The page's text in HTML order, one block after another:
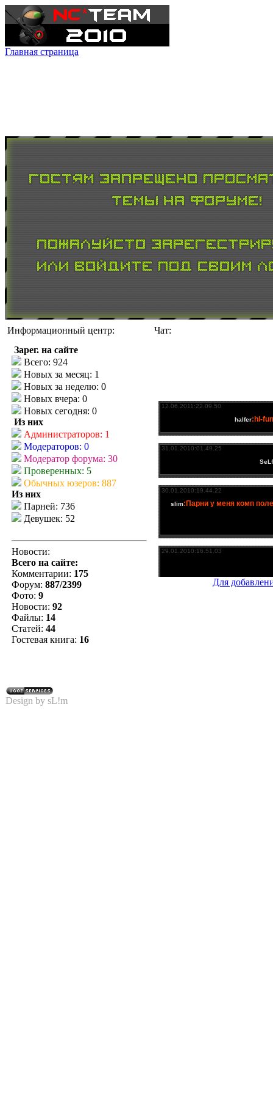
Главная страница
Информационный центр:
Чат:
Зарег. на сайте
Всего: 924
Новых за месяц: 1
Новых за неделю: 0
Новых вчера: 0
Новых сегодня: 0
Из них
Администраторов: 1
Модераторов: 0
Модератор форума: 30
Проверенных: 5
Обычных юзеров: 887
Из них
Парней: 736
Девушек: 52
Новости:
Всего на сайте:
Комментарии: 175
Форум: 887/2399
Фото: 9
Новости: 92
Файлы: 14
Статей: 44
Гостевая книга: 16
Для
Design by sL!m